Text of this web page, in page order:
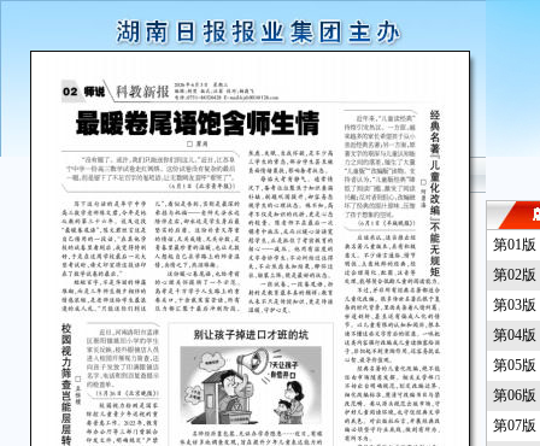
第01
第02
第03
第04
第05
第06
第07